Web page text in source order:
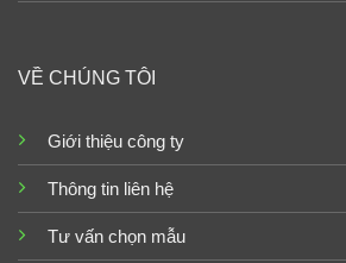
VỀ CHÚNG TÔI
Giới thiệu công ty
Thông tin liên hệ
Tư vấn chọn mẫu